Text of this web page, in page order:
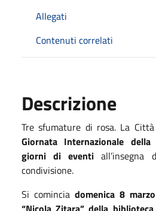
Allegati
Contenuti correlati
Descrizione
Tre sfumature di rosa. La
Giornata Internazionale della
giorni di eventi
condivisione.
Si cominciadomenica 8 marzo